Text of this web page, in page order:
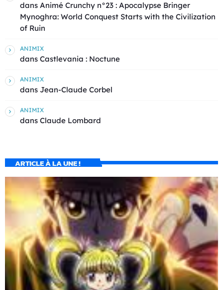
dans Animé Crunchy n°23 : Apocalypse Bringer
Mynoghra: World Conquest Starts with the Civilization
of Ruin
ANIMIX
dans Castlevania : Noctune
ANIMIX
dans Jean-Claude Corbel
ANIMIX
dans Claude Lombard
ARTICLE À LA UNE !